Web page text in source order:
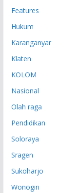
Features
Hukum
Karanganyar
Klaten
KOLOM
Nasional
Olah raga
Pendidikan
Soloraya
Sragen
Sukoharjo
Wonogiri